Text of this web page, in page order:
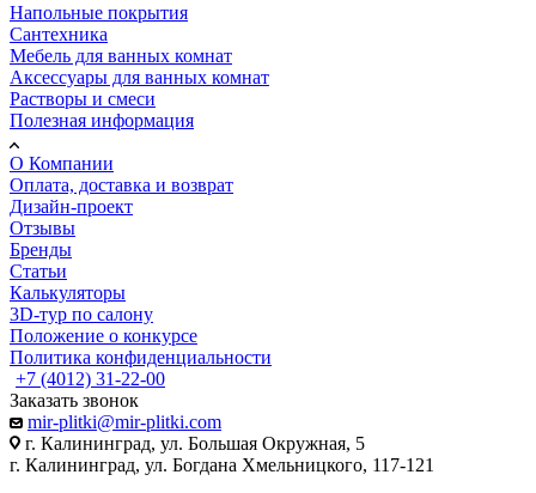
Напольные покрытия
Сантехника
Мебель для ванных комнат
Аксессуары для ванных комнат
Растворы и смеси
Полезная информация
О Компании
Оплата, доставка и возврат
Дизайн-проект
Отзывы
Бренды
Статьи
Калькуляторы
3D-тур по салону
Положение о конкурсе
Политика конфиденциальности
+7 (4012) 31-22-00
Заказать звонок
mir-plitki@mir-plitki.com
г. Калининград, ул. Большая Окружная, 5
г. Калининград, ул. Богдана Хмельницкого, 117-121